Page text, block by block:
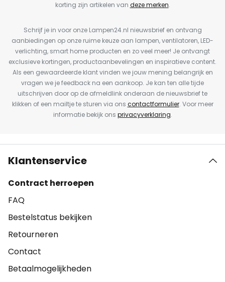
korting zijn artikelen van deze merken.
Schrijf je in voor onze Lampen24.nl nieuwsbrief en ontvang
aanbiedingen op onze ruime keuze aan lampen, ventilatoren, LED-
verlichting, smart home producten en zo veel meer! Je ontvangt
exclusieve kortingen, productaanbevelingen en inspiratieve content.
Als een gewaardeerde klant vinden we jouw mening belangrijk en
vragen we je feedback na een aankoop. Je kan ten alle tijde
uitschrijven door op de afmeldlink onderaan de nieuwsbrief te
klikken of een mailtje te sturen via ons contactformulier. Voor meer
informatie bekijk ons privacyverklaring.
Klantenservice
Contract herroepen
FAQ
Bestelstatus bekijken
Retourneren
Contact
Betaalmogelijkheden